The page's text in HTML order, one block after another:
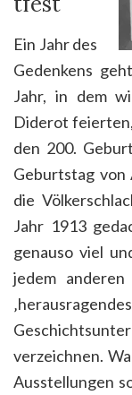
Ein Jahr des
Gedenkens
Jahr, in dem
Diderot
den 200.
Geburtstag von
die
Jahr 1913
genauso viel
jedem
verzeichnen.
Ausstellungen